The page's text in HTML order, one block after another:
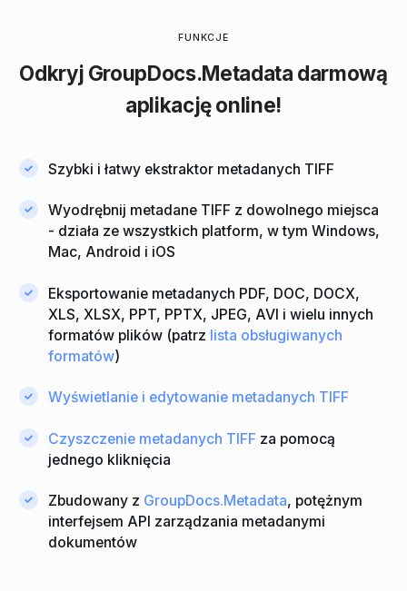
FUNKCJE
Odkryj GroupDocs.Metadata darmową
aplikację online!
Szybki i łatwy ekstraktor metadanych TIFF
Wyodrębnij metadane TIFF z dowolnego miejsca
- działa ze wszystkich platform, w tym Windows,
Mac, Android i iOS
Eksportowanie metadanych PDF, DOC, DOCX,
XLS, XLSX, PPT, PPTX, JPEG, AVI i wielu innych
formatów plików (patrz lista obsługiwanych
formatów)
Wyświetlanie i edytowanie metadanych TIFF
Czyszczenie metadanych TIFF za pomocą
jednego kliknięcia
Zbudowany z GroupDocs.Metadata, potężnym
interfejsem API zarządzania metadanymi
dokumentów